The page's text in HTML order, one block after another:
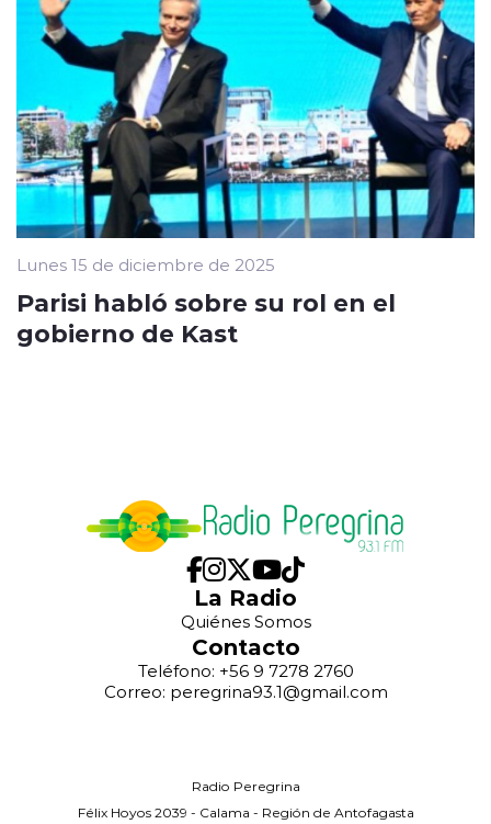
Lunes 15 de diciembre de 2025
Parisi habló sobre su rol en el
gobierno de Kast
La Radio
Quiénes Somos
Contacto
Teléfono: +56 9 7278 2760
Correo: peregrina93.1@gmail.com
Radio Peregrina
Félix Hoyos 2039 - Calama - Región de Antofagasta